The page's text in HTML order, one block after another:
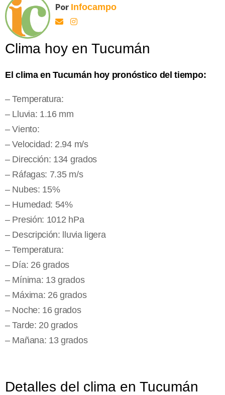
Por Infocampo
Clima hoy en Tucumán
El clima en Tucumán hoy pronóstico del tiempo:
– Temperatura:
– Lluvia: 1.16 mm
– Viento:
– Velocidad: 2.94 m/s
– Dirección: 134 grados
– Ráfagas: 7.35 m/s
– Nubes: 15%
– Humedad: 54%
– Presión: 1012 hPa
– Descripción: lluvia ligera
– Temperatura:
– Día: 26 grados
– Mínima: 13 grados
– Máxima: 26 grados
– Noche: 16 grados
– Tarde: 20 grados
– Mañana: 13 grados
Detalles del clima en Tucumán